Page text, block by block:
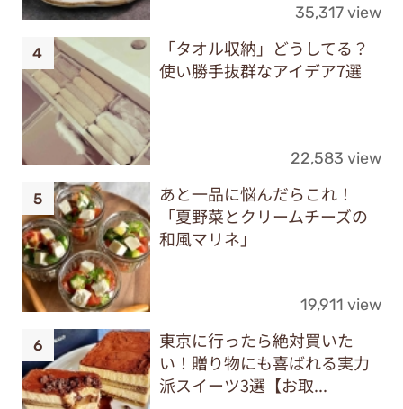
35,317 view
「タオル収納」どうしてる？
使い勝手抜群なアイデア7選
22,583 view
あと一品に悩んだらこれ！
「夏野菜とクリームチーズの
和風マリネ」
19,911 view
東京に行ったら絶対買いた
い！贈り物にも喜ばれる実力
派スイーツ3選【お取...